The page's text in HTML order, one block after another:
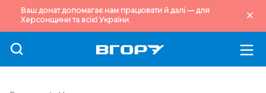
Ваш донат допомагає нам працювати й далі — для
Херсонщини та всієї України.